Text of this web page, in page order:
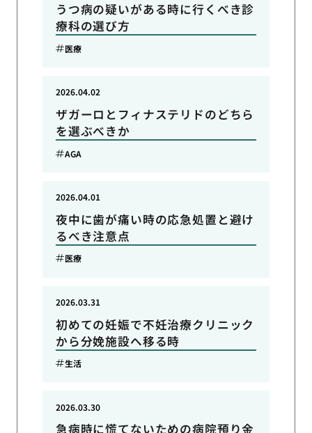
うつ病の疑いがある時に行くべき診
療科の選び方
医療
ザガーロとフィナステリドのどちら
を選ぶべきか
2026.04.02
AGA
夜中に歯が痛い時の応急処置と避け
るべき注意点
2026.04.01
医療
初めての妊娠で不妊治療クリニック
から分娩施設へ移る時
2026.03.31
生活
急病時に慌てないための病院預り金
2026.03.30